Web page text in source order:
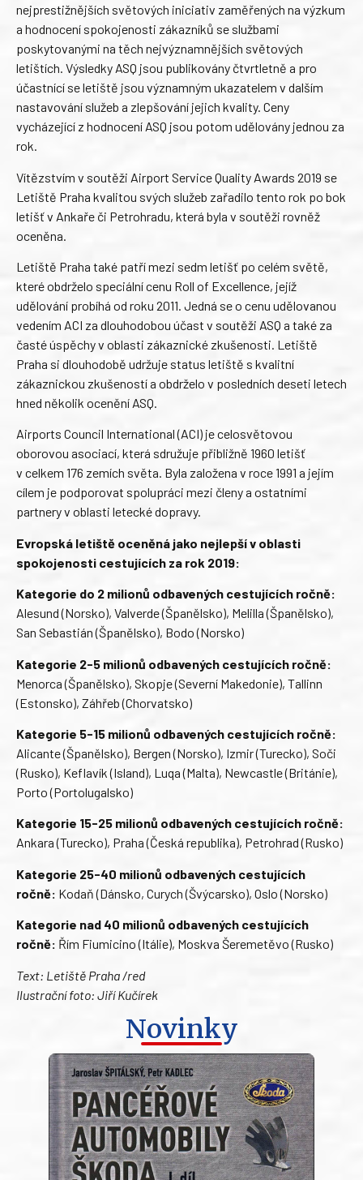
nejprestižnějších světových iniciativ zaměřených na výzkum
a hodnocení spokojenosti zákazníků se službami
poskytovanými na těch nejvýznamnějších světových
letištích. Výsledky ASQ jsou publikovány čtvrtletně a pro
účastnící se letiště jsou významným ukazatelem v dalším
nastavování služeb a zlepšování jejich kvality. Ceny
vycházející z hodnocení ASQ jsou potom udělovány jednou za
rok.
Vítězstvím v soutěži Airport Service Quality Awards 2019 se
Letiště Praha kvalitou svých služeb zařadilo tento rok po bok
letišť v Ankaře či Petrohradu, která byla v soutěži rovněž
oceněna.
Letiště Praha také patří mezi sedm letišť po celém světě,
které obdrželo speciální cenu Roll of Excellence, jejíž
udělování probíhá od roku 2011. Jedná se o cenu udělovanou
vedením ACI za dlouhodobou účast v soutěži ASQ a také za
časté úspěchy v oblasti zákaznické zkušenosti. Letiště
Praha si dlouhodobě udržuje status letiště s kvalitní
zákaznickou zkušeností a obdrželo v posledních deseti letech
hned několik ocenění ASQ.
Airports Council International (ACI) je celosvětovou
oborovou asociací, která sdružuje přibližně 1960 letišť
v celkem 176 zemích světa. Byla založena v roce 1991 a jejím
cílem je podporovat spolupráci mezi členy a ostatními
partnery v oblasti letecké dopravy.
Evropská letiště oceněná jako nejlepší v oblasti
spokojenosti cestujících za rok 2019:
Kategorie do 2 milionů odbavených cestujících ročně:
Alesund (Norsko), Valverde (Španělsko), Melilla (Španělsko),
San Sebastián (Španělsko), Bodo (Norsko)
Kategorie 2-5 milionů odbavených cestujících ročně:
Menorca (Španělsko), Skopje (Severní Makedonie), Tallinn
(Estonsko), Záhřeb (Chorvatsko)
Kategorie 5-15 milionů odbavených cestujících ročně:
Alicante (Španělsko), Bergen (Norsko), Izmir (Turecko), Soči
(Rusko), Keflavík (Island), Luqa (Malta), Newcastle (Británie),
Porto (Portolugalsko)
Kategorie 15-25 milionů odbavených cestujících ročně:
Ankara (Turecko), Praha (Česká republika), Petrohrad (Rusko)
Kategorie 25-40 milionů odbavených cestujících
ročně: Kodaň (Dánsko, Curych (Švýcarsko), Oslo (Norsko)
Kategorie nad 40 milionů odbavených cestujících
ročně: Řím Fiumicino (Itálie), Moskva Šeremetěvo (Rusko)
Text: Letiště Praha /red
Ilustrační foto: Jiří Kučírek
Novinky